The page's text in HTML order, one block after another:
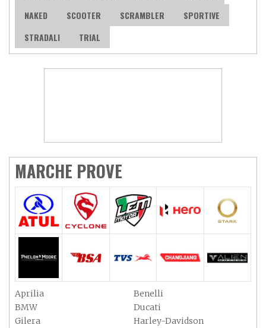
NAKED
SCOOTER SCRAMBLER
SPORTIVE
STRADALI
TRIAL
MARCHE PROVE
Aprilia
Benelli
BMW
Ducati
Gilera
Harley-Davidson